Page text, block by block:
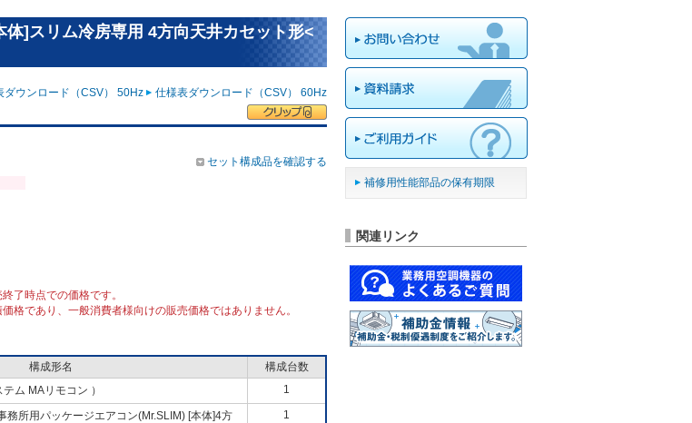
]スリム冷房専用 4方向天井カセット形<
ダウンロード（CSV） 50Hz 仕様表ダウンロード（CSV） 60Hz
セット構成品を確認する
了時点での価格です。
格であり、一般消費者様向けの販売価格ではありません。
構成形名
構成台数
ム MAリモコン ） 1
務所用パッケージエアコン(Mr.SLIM) [本体]4方
1
補修用性能部品の保有期限
関連リンク